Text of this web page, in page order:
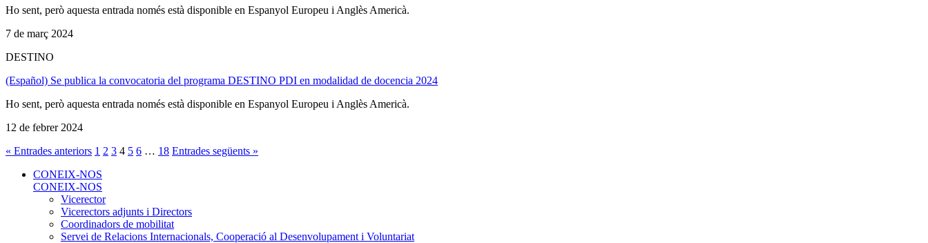
Ho sent, però aquesta entrada només està disponible en Espanyol Europeu i Anglès Americà.
7 de març 2024
DESTINO
(Español) Se publica la convocatoria del programa DESTINO PDI en modalidad de docencia 2024
Ho sent, però aquesta entrada només està disponible en Espanyol Europeu i Anglès Americà.
12 de febrer 2024
« Entrades anteriors 1 2 3 4 5 6 … 18 Entrades següents »
CONEIX-NOS
CONEIX-NOS
Vicerector
Vicerectors adjunts i Directors
Coordinadors de mobilitat
Servei de Relacions Internacionals, Cooperació al Desenvolupament i Voluntariat